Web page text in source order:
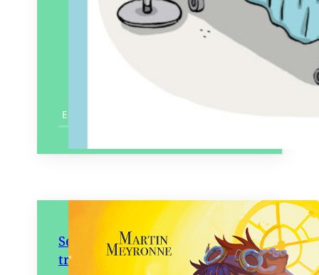
En savoir plus
Serruria – Tome 1 Le Voleur de
trousseaux